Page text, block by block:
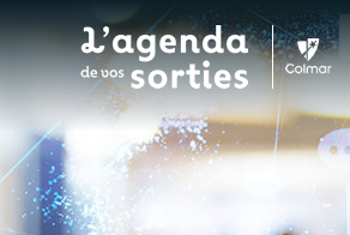
Aller au contenu principal